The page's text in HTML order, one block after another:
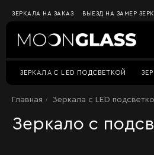
ЗЕРКАЛА НА ЗАКАЗ ВЫЕЗД НА ЗАМЕР
ЗЕРКАЛА C LED ПОДСВЕТКОЙ
Главная Зеркала c LED
Зеркало с